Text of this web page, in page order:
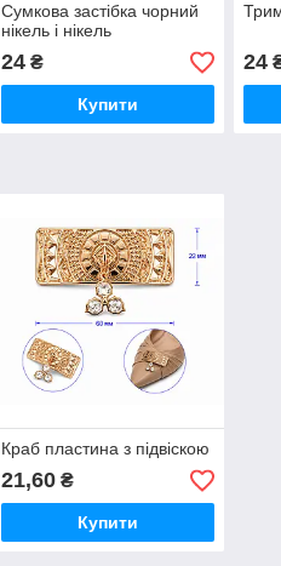
Сумкова застібка чорний
нікель і нікель
24₴
Купити
24
Краб пластина з підвіскою
21,60₴
Купити